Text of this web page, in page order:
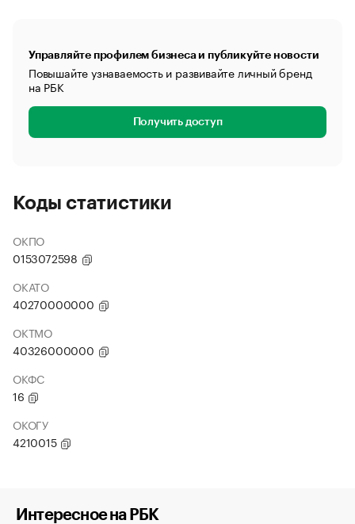
Управляйте профилем бизнеса и публикуйте новости
Повышайте узнаваемость и развивайте личный бренд
на РБК
Получить доступ
Коды статистики
ОКПО
0153072598
ОКАТО
40270000000
ОКТМО
40326000000
ОКФС
16
ОКОГУ
4210015
Интересное на РБК